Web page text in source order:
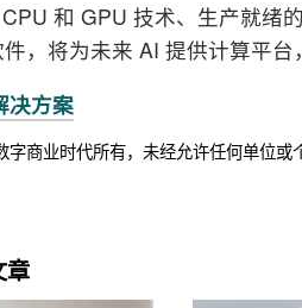
和 GPU 技术、生产就绪
，将为未来 AI 提供计算平台
决方案
字商业时代所有，未经允许任何单位
章